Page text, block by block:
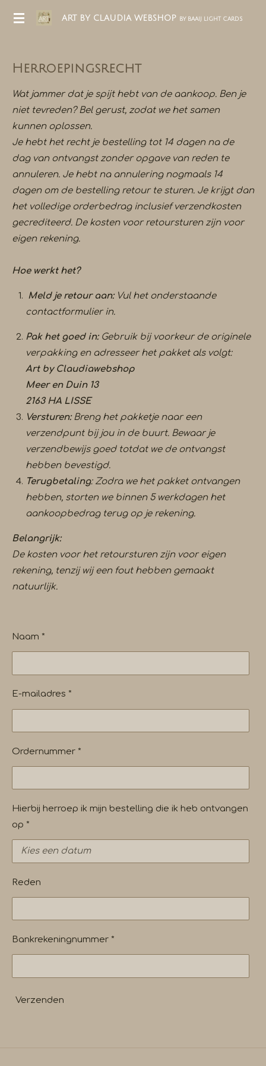
Ga
de
ART BY CLAUDIA WEBSHOP BY BAAIJ LIGHT CARDS
Herroepingsrecht
Wat jammer dat je spijt hebt van de aankoop. Ben je
niet tevreden? Bel gerust, zodat we het samen
kunnen oplossen.
Je hebt het recht je bestelling tot 14 dagen na de
dag van ontvangst zonder opgave van reden te
annuleren. Je hebt na annulering nogmaals 14
dagen om de bestelling retour te sturen. Je krijgt dan
het volledige orderbedrag inclusief verzendkosten
gecrediteerd. De kosten voor retoursturen zijn voor
eigen rekening.
Hoe werkt het?
Meld je retour aan:Vul het onderstaande
contactformulier in.
Pak het goed in:Gebruik bij voorkeur de originele
verpakking en adresseer het pakket als volgt:
Art by Claudiawebshop
Meer en Duin 13
2163 HA LISSE
Versturen:Breng het pakketje naar een
verzendpunt bij jou in de buurt. Bewaar je
verzendbewijs goed totdat we de ontvangst
hebben bevestigd.
Terugbetaling: Zodra we het pakket ontvangen
hebben, storten we binnen 5 werkdagen het
aankoopbedrag terug op je rekening.
Belangrijk:
De kosten voor het retoursturen zijn voor eigen
rekening, tenzij wij een fout hebben gemaakt
natuurlijk.
Naam *
E-mailadres *
Ordernummer *
Hierbij herroep ik mijn bestelling die ik heb ontvangen
op *
Reden
Bankrekeningnummer *
Verzenden